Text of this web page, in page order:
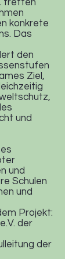
treffen
konkrete
Das
den
Ziel,
und
und
Schulen
und
Projekt:
der
der